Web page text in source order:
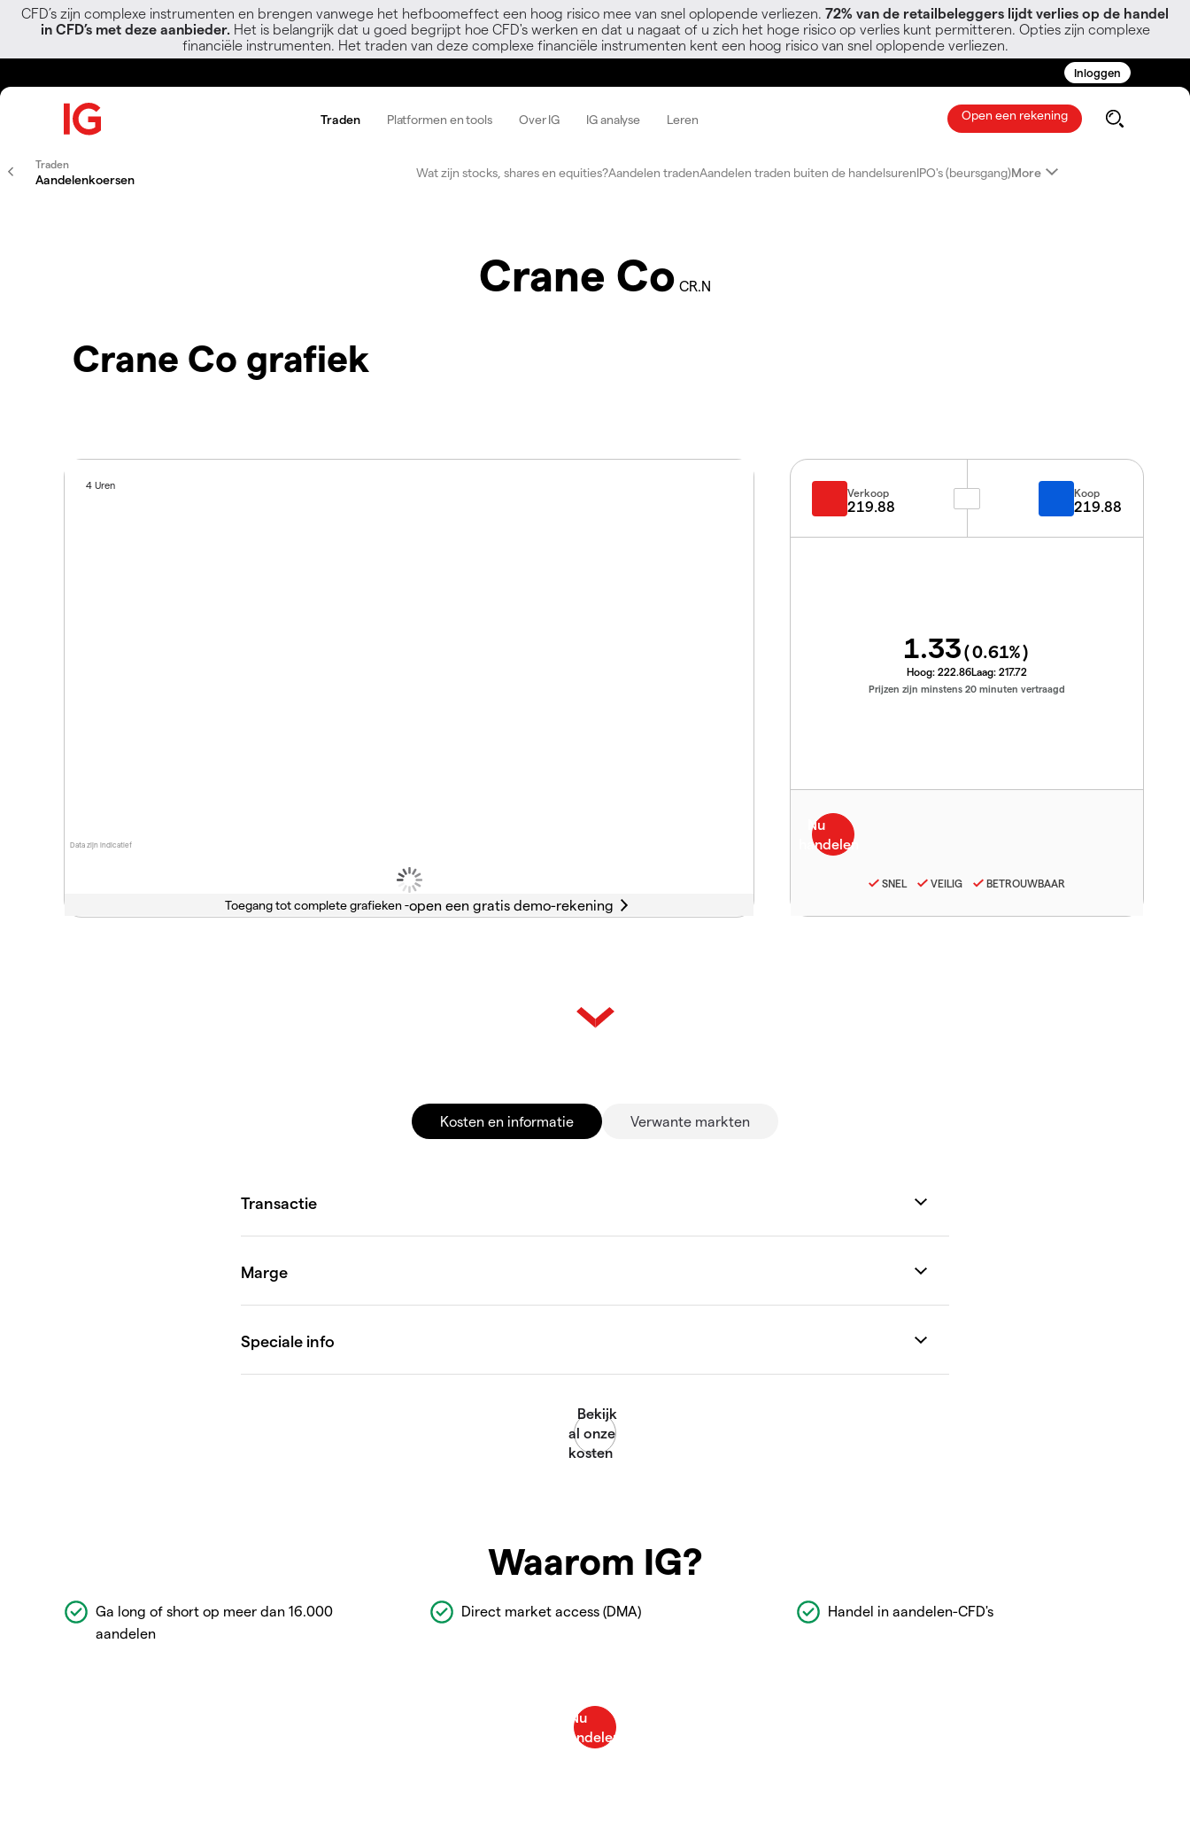
CFD’s zijn complexe instrumenten en brengen vanwege het hefboomeffect een hoog risico mee van snel oplopende verliezen. 72% van de retailbeleggers lijdt verlies op de handel
in CFD’s met deze aanbieder. Het is belangrijk dat u goed begrijpt hoe CFD's werken en dat u nagaat of u zich het hoge risico op verlies kunt permitteren. Opties zijn complexe
financiële instrumenten. Het traden van deze complexe financiële instrumenten kent een hoog risico van snel oplopende verliezen.
Inloggen
Traden Platformen en tools Over IG IG analyse Leren Open een rekening
Traden
Aandelenkoersen Wat zijn stocks, shares en equities?Aandelen tradenAandelen traden buiten de handelsurenIPO's (beursgang)More
Crane Co CR.N
Crane Co grafiek
Data zijn indicatief
4 Uren
Toegang tot complete grafieken -
Verkoop
219.88
Koop
219.88
1.33(0.61%)
Hoog: 222.86Laag: 217.72
Prijzen zijn minstens 20 minuten vertraagd
SNEL VEILIG BETROUWBAAR
Kosten en informatie Verwante markten
Waarom IG?
Ga long of short op meer dan 16.000
aandelen
Direct market access (DMA) Handel in aandelen-CFD's